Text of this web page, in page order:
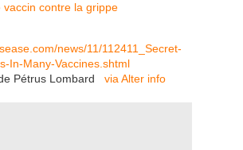
vaccin contre la grippe
news/11/112411_Secret-
In-Many-Vaccines.shtml
Pétrus Lombard via Alter info